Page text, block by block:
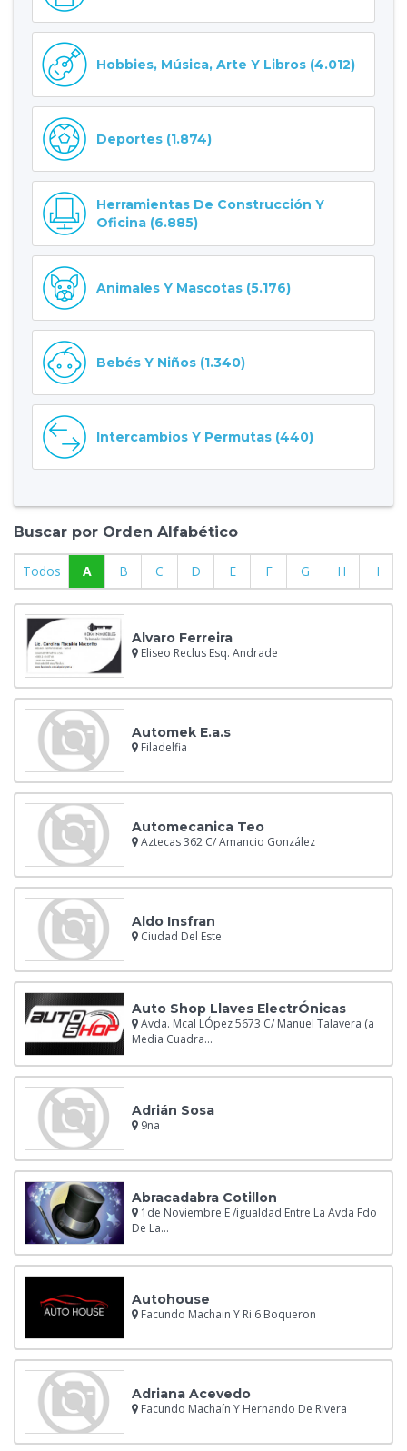
Hobbies, Música, Arte Y Libros (4.012)
Deportes (1.874)
Herramientas De Construcción Y
Oficina (6.885)
Animales Y Mascotas (5.176)
Bebés Y Niños (1.340)
Intercambios Y Permutas (440)
Buscar por Orden Alfabético
Todos A B C D E F G H I
Alvaro Ferreira
Eliseo Reclus Esq. Andrade
Automek E.a.s
Filadelfia
Automecanica Teo
Aztecas 362 C/ Amancio González
Aldo Insfran
Ciudad Del Este
Auto Shop Llaves ElectrÓnicas
Avda. Mcal LÓpez 5673 C/ Manuel Talavera (a
Media Cuadra...
Adrián Sosa
9na
Abracadabra Cotillon
1de Noviembre E /igualdad Entre La Avda Fdo
De La...
Autohouse
Facundo Machain Y Ri 6 Boqueron
Adriana Acevedo
Facundo Machaín Y Hernando De Rivera